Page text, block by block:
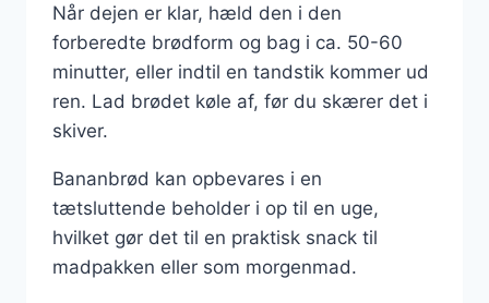
Når dejen er klar, hæld den i den
forberedte brødform og bag i ca. 50-60
minutter, eller indtil en tandstik kommer ud
ren. Lad brødet køle af, før du skærer det i
skiver.
Bananbrød kan opbevares i en
tætsluttende beholder i op til en uge,
hvilket gør det til en praktisk snack til
madpakken eller som morgenmad.